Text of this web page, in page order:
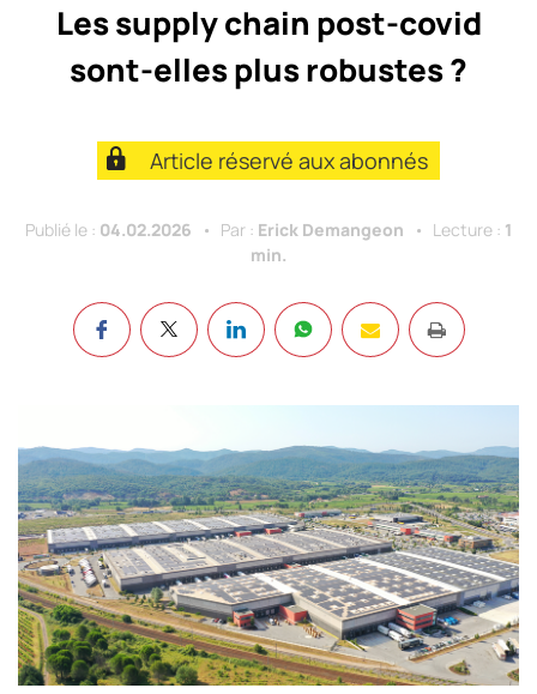
Les supply chain post-covid
sont-elles plus robustes ?
Article réservé aux abonnés
Publié le : 04.02.2026 Par : Erick Demangeon Lecture : 1
min.